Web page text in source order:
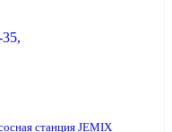
станция JEMIX